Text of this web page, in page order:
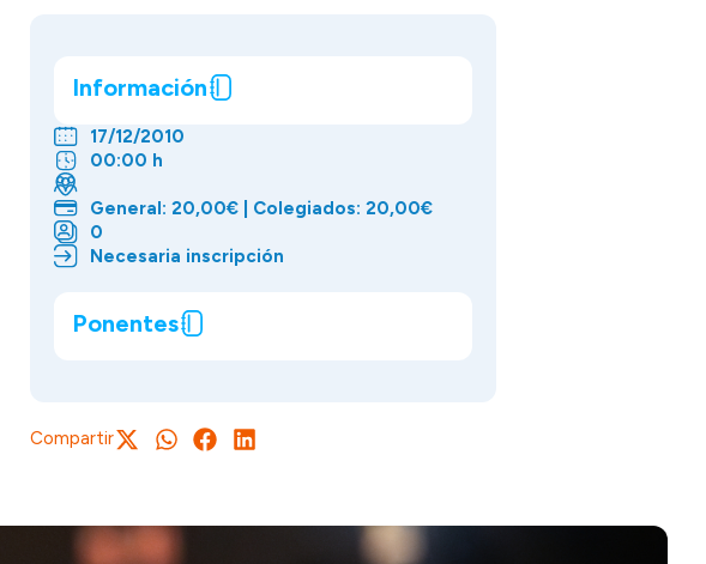
Información
17/12/2010
00:00 h
General: 20,00€ | Colegiados: 20,00€
0
Necesaria inscripción
Ponentes
Compartir